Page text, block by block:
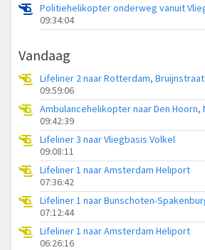
09:34:04
Vandaag
Lifeliner 2 naar Rotterdam, Bruijnstraat
09:59:06
09:42:39
Lifeliner 3 naar Vliegbasis Volkel
09:08:11
Lifeliner 1 naar Amsterdam Heliport
07:36:42
07:12:44
Lifeliner 1 naar Amsterdam Heliport
06:26:16